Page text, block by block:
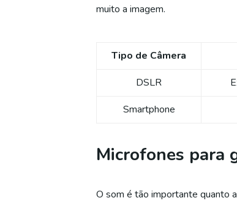
muito a imagem.
Tipo de Câmera
DSLR
Smartphone
Microfones para
O som é tão importante quanto